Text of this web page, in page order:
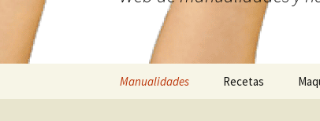
Manualidades Recetas